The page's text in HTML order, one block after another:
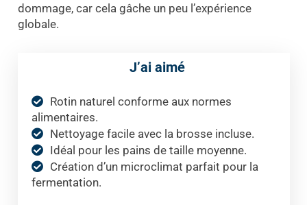
dommage, car cela gâche un peu l’expérience
globale.
J’ai aimé
Rotin naturel conforme aux normes
alimentaires.
Nettoyage facile avec la brosse incluse.
Idéal pour les pains de taille moyenne.
Création d’un microclimat parfait pour la
fermentation.